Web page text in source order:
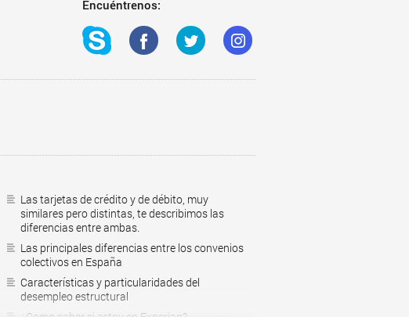
Encuéntrenos:
Las tarjetas de crédito y de débito, muy
similares pero distintas, te describimos las
diferencias entre ambas.
Las principales diferencias entre los convenios
colectivos en España
Características y particularidades del
desempleo estructural